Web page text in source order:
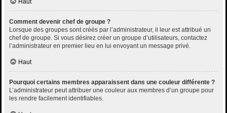
Haut
Comment devenir chef de groupe ?
Lorsque des groupes sont créés par l’administrateur, il leur est attribué un
chef de groupe. Si vous désirez créer un groupe d’utilisateurs, contactez
l’administrateur en premier lieu en lui envoyant un message privé.
Haut
Pourquoi certains membres apparaissent dans une couleur différente ?
L’administrateur peut attribuer une couleur aux membres d’un groupe pour
les rendre facilement identifiables.